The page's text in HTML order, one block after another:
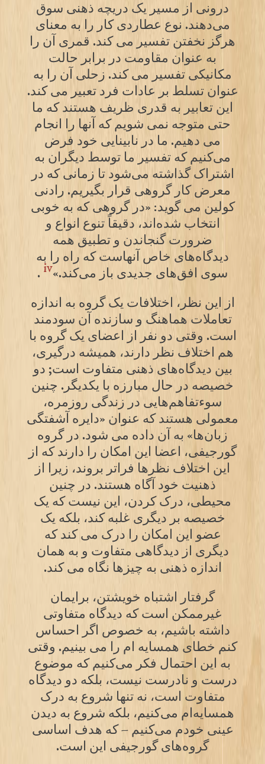
درونی از مسیر یک دریچه‌ ذهنی سوق
می‌دهند. نوع عطاردی کار را به معنای
هرگز نخفتن تفسیر می کند. قمری آن را
به عنوان مقاومت در برابر حالت
مکانیکی تفسیر می کند. زحلی آن را به
عنوان تسلط بر عادات فرد تعبیر می کند.
این تعابیر به قدری ظریف هستند که ما
حتی متوجه نمی شویم که آنها را انجام
می دهیم. ما در نابینایی خود فرض
می‌کنیم که تفسیر ما توسط دیگران به
اشتراک گذاشته می‌شود تا زمانی که در
معرض کار گروهی قرار بگیریم. رادنی
کولین می گوید: «در گروهی که به خوبی
انتخاب شده‌اند، دقیقاً تنوع انواع و
ضرورت گنجاندن و تطبیق همه
دیدگاه‌های خاص آنهاست که راه را به
سوی افق‌های جدیدی باز می‌کند.»iv
.
از این نظر، اختلافات یک گروه به اندازه
تعاملات هماهنگ و سازنده آن سودمند
است. وقتی دو نفر از اعضای یک گروه با
هم اختلاف نظر دارند، همیشه درگیری،
بین دیدگاه‌های ذهنی متفاوت است; دو
خصیصه در حال مبارزه با یکدیگر. چنین
سوءتفاهم‌هایی در زندگی روزمره،
معمولی هستند که عنوان «دایره آشفتگی
زبان‌ها» به آن داده می شود. در گروه
گورجیفی، اعضا این امکان را دارند که از
این اختلاف نظرها فراتر بروند، زیرا از
ذهنیت خود آگاه هستند. در چنین
محیطی، درک کردن، این نیست که یک
خصیصه بر دیگری غلبه کند، بلکه یک
عضو این امکان را درک می کند که
دیگری از دیدگاهی متفاوت و به همان
اندازه ذهنی به چیزها نگاه می کند.
گرفتار اشتباه خویشتن، برایمان
غیرممکن است که دیدگاه متفاوتی
داشته باشیم، به خصوص اگر احساس
کنم خطای همسایه ام را می بینیم. وقتی
به این احتمال فکر می‌کنیم که موضوع
درست و نادرست نیست، بلکه دو دیدگاه
متفاوت است، نه تنها شروع به درک
همسایه‌ام می‌کنیم، بلکه شروع به دیدن
عینی خودم می‌کنیم – که هدف اساسی
گروه‌های گورجیفی این است.